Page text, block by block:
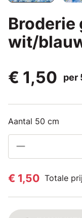
Broderie
wit/
€ 1,50
per
Aantal 50 cm
€ 1,50 Totale